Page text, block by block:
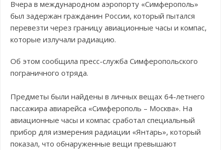
Вчера в международном аэропорту «Симферополь»
был задержан гражданин России, который пытался
перевезти через границу авиационные часы и компас,
которые излучали радиацию.
Об этом сообщила пресс-служба Симферопольского
пограничного отряда.
Предметы были найдены в личных вещах 64-летнего
пассажира авиарейса «Симферополь – Москва». На
авиационные часы и компас сработал специальный
прибор для измерения радиации «Янтарь», который
показал, что обнаруженные вещи превышают